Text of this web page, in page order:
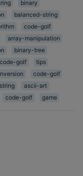
binary
balanced-string
code-golf
array-manipulation
binary-tree
code-golf
tips
code-golf
string
ascii-art
code-golf game